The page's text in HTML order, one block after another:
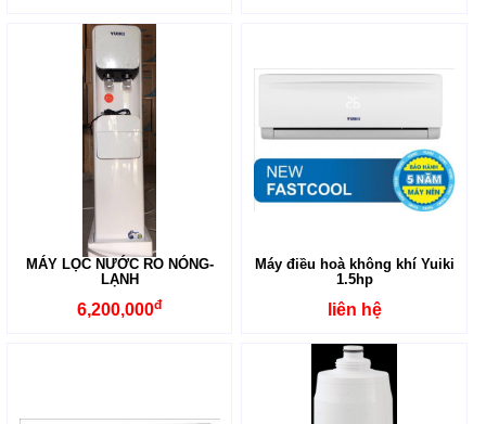
MÁY LỌC NƯỚC RO NÓNG-
LẠNH
6,200,000đ
Máy điều hoà không khí Yuiki
1.5hp
liên hệ